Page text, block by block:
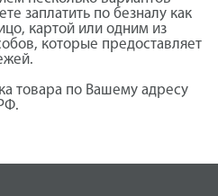
заплатить по безналу как
картой или одним из
которые предоставляет
товара по Вашему адресу